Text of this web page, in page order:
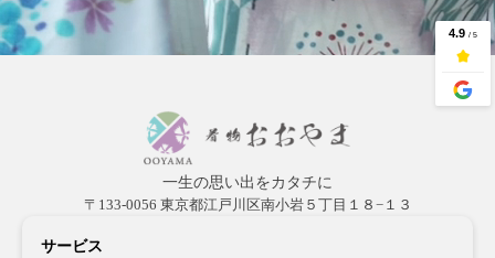
一生の思い出をカタチに
〒133-0056 東京都江戸川区南小岩５丁目１８−１３
サービス